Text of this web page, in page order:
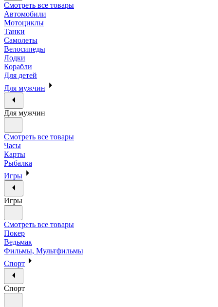
Смотреть все товары
Автомобили
Мотоциклы
Танки
Самолеты
Велосипеды
Лодки
Корабли
Для детей
Для мужчин
Для мужчин
Смотреть все товары
Часы
Карты
Рыбалка
Игры
Игры
Смотреть все товары
Покер
Ведьмак
Фильмы, Мультфильмы
Спорт
Спорт